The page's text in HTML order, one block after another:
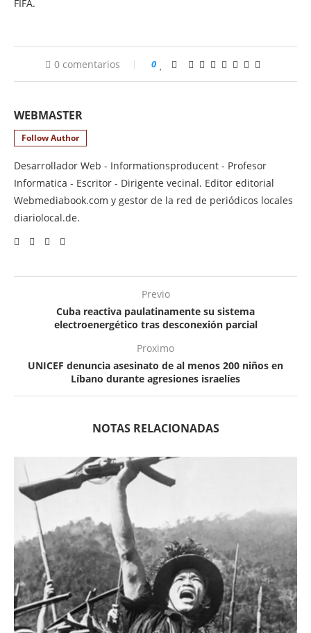
FIFA.
0 comentarios 0
WEBMASTER
Follow Author
Desarrollador Web - Informationsproducent - Profesor
Informatica - Escritor - Dirigente vecinal. Editor editorial
Webmediabook.com y gestor de la red de periódicos locales
diariolocal.de.
Previo
Cuba reactiva paulatinamente su sistema
electroenergético tras desconexión parcial
Proximo
UNICEF denuncia asesinato de al menos 200 niños en
Líbano durante agresiones israelíes
NOTAS RELACIONADAS